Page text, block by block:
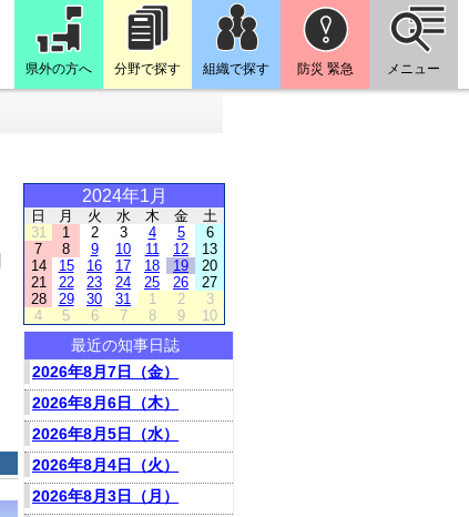
県外の方へ 分野で探す 組織で探す 防災 緊急 メニュー
2024年1月
日 月 火 水 木 金
土
31
1 2 3 4 5
6
7
8 9 10 11 12
13
14
15 16 17 18 19
20
21
22 23 24 25 26
27
28
29 30 31 1 2
3
4
5 6 7 8 9 10
最近の知事日誌
2026年8月7日（金）
2026年8月6日（木）
2026年8月5日（水）
2026年8月4日（火）
2026年8月3日（月）